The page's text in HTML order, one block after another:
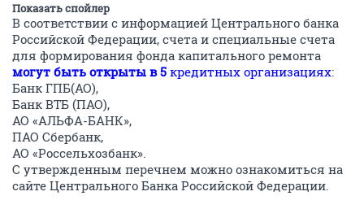
Показать спойлер
В соответствии с информацией Центрального банка
Российской Федерации, счета и специальные счета
для формирования фонда капитального ремонта
могут быть открыты в 5 кредитных организациях:
Банк ГПБ(АО),
Банк ВТБ (ПАО),
АО «АЛЬФА-БАНК»,
ПАО Сбербанк,
АО «Россельхозбанк».
С утвержденным перечнем можно ознакомиться на
сайте Центрального Банка Российской Федерации.